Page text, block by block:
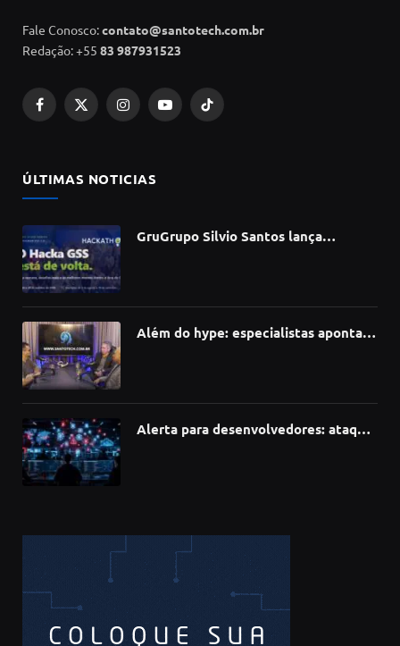
Fale Conosco:contato@santotech.com.br
Redação: +55 83 987931523
Facebook
X
InstagramYouTubeTikTok
ÚLTIMAS NOTICIAS
GruGrupo Silvio Santos lança
Além do hype: especialistas apontam
Alerta para desenvolvedores: ataque